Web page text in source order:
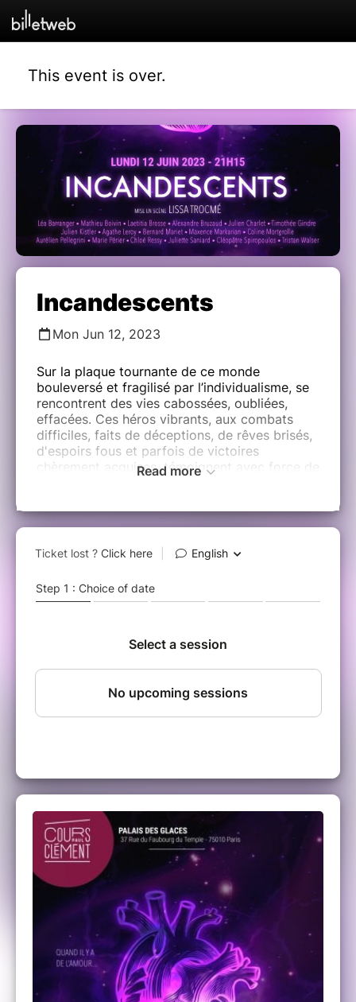
This event is over.
Incandescents
Mon Jun 12, 2023
Sur la plaque tournante de ce monde
bouleversé et fragilisé par l’individualisme, se
rencontrent des vies cabossées, oubliées,
effacées. Ces héros vibrants, aux combats
difficiles, faits de déceptions, de rêves brisés,
d'espoirs fous et parfois de victoires
chèrement acquises, témoignent avec force de
« Seuls ensemble tant partagèrent. »
S.Beckett..
Une pièce de Lissa TROCMÉ.
Avec : Léa BARRANGER, Mathieu BOIVIN,
Agathe LEROY, Bernard MARIET, Maxence
PELLEGRINI, Marie PÉRIER, Chloé RESSY,
Juliette SANIARD, Cléopâtre SPIROPOULOS,
les niveaux (débutant à avancé) et toutes les
envies (Théâtre, Cinéma, Impro, StandUp,
Comédie Musicale ...). Plusieurs lieux dans
Paris et cours d'essai gratuit à la rentrée !
Cours Clément
Read more